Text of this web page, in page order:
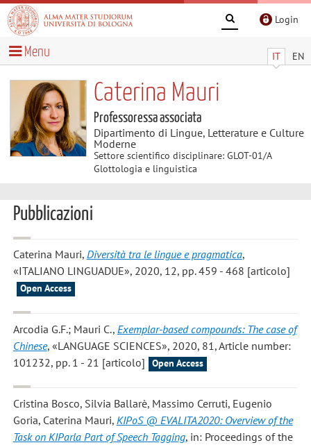
Login
IT EN
Menu
Caterina Mauri
Professoressa associata
Dipartimento di Lingue, Letterature e Culture
Moderne
Settore scientifico disciplinare: GLOT-01/A
Glottologia e linguistica
Pubblicazioni
Caterina Mauri, Diversità tra le lingue e pragmatica,
«ITALIANO LINGUADUE», 2020, 12, pp. 459 - 468 [articolo]
Open Access
Arcodia G.F.; Mauri C., Exemplar-based compounds: The case of
Chinese, «LANGUAGE SCIENCES», 2020, 81, Article number:
101232, pp. 1 - 21 [articolo]
Open Access
Cristina Bosco, Silvia Ballarè, Massimo Cerruti, Eugenio
Goria, Caterina Mauri, KIPoS @ EVALITA2020: Overview of the
Task on KIParla Part of Speech Tagging, in: Proceedings of the